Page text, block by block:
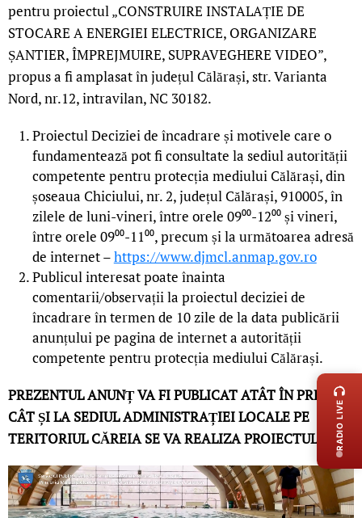
pentru proiectul „CONSTRUIRE INSTALAȚIE DE
STOCARE A ENERGIEI ELECTRICE, ORGANIZARE
ȘANTIER, ÎMPREJMUIRE, SUPRAVEGHERE VIDEO”,
propus a fi amplasat în județul Călărași, str. Varianta
Nord, nr.12, intravilan, NC 30182.
Proiectul Deciziei de încadrare și motivele care o
fundamentează pot fi consultate la sediul autorității
competente pentru protecția mediului Călărași, din
șoseaua Chiciului, nr. 2, județul Călărași, 910005, în
zilele de luni-vineri, între orele 09⁰⁰-12⁰⁰ și vineri,
între orele 09⁰⁰-11⁰⁰, precum și la următoarea adresă
de internet –https://www.djmcl.anmap.gov.ro
Publicul interesat poate înainta
comentarii/observații la proiectul deciziei de
încadrare în termen de 10 zile de la data publicării
anunțului pe pagina de internet a autorității
competente pentru protecția mediului Călărași.
PREZENTUL ANUNȚ VA FI PUBLICAT ATÂT ÎN PRESĂ
CÂT ȘI LA SEDIUL ADMINISTRAȚIEI LOCALE PE
TERITORIUL CĂREIA SE VA REALIZA PROIECTUL
RADIO LIVE